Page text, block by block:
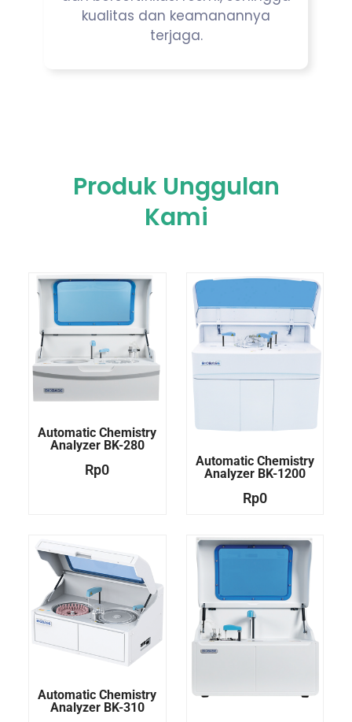
kualitas dan keamanannya
terjaga.
Produk Unggulan
Kami
Automatic Chemistry
Analyzer BK-280
Rp0
Automatic Chemistry
Analyzer BK-1200
Rp0
Automatic Chemistry
Analyzer BK-310